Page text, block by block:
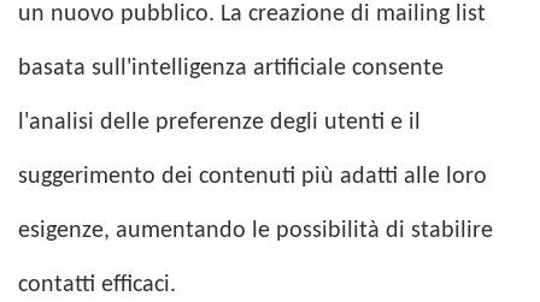
un nuovo pubblico. La creazione di mailing list
basata sull'intelligenza artificiale consente
l'analisi delle preferenze degli utenti e il
suggerimento dei contenuti più adatti alle loro
esigenze, aumentando le possibilità di stabilire
contatti efficaci.